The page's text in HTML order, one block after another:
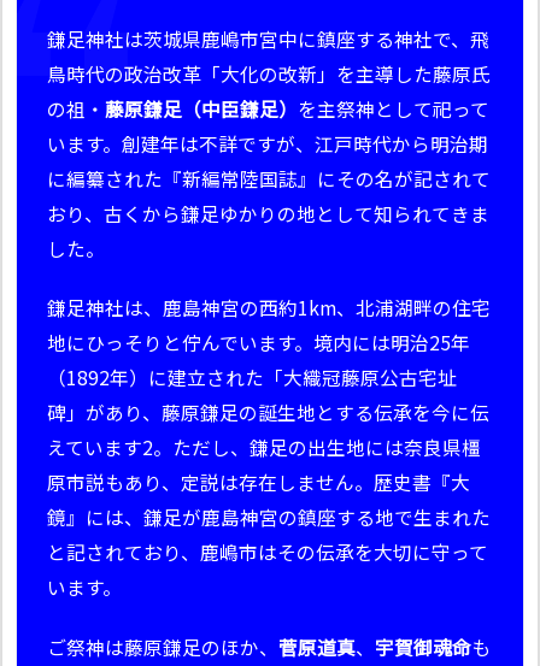
鎌足神社は茨城県鹿嶋市宮中に鎮座する神社で、飛
鳥時代の政治改革「大化の改新」を主導した藤原氏
の祖・ 藤原鎌足（中臣鎌足） を主祭神として祀って
います。創建年は不詳ですが、江戸時代から明治期
に編纂された『新編常陸国誌』にその名が記されて
おり、古くから鎌足ゆかりの地として知られてきま
した。
鎌足神社は、鹿島神宮の西約1km、北浦湖畔の住宅
地にひっそりと佇んでいます。境内には明治25年
（1892年）に建立された「大織冠藤原公古宅址
碑」があり、藤原鎌足の誕生地とする伝承を今に伝
えています2。ただし、鎌足の出生地には奈良県橿
原市説もあり、定説は存在しません。歴史書『大
鏡』には、鎌足が鹿島神宮の鎮座する地で生まれた
と記されており、鹿嶋市はその伝承を大切に守って
います。
ご祭神は藤原鎌足のほか、 菅原道真、 宇賀御魂命も